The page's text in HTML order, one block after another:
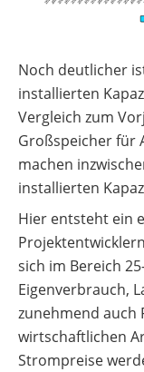
Noch deutlicher
installierten
Vergleich zum
Großspeicher für
machen
installierten
Hier entsteht ein
sich im Bereich
Eigenverbrauch,
zunehmend auch
wirtschaftlichen
Strompreise